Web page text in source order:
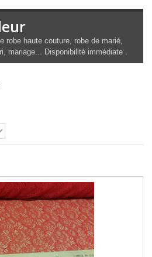
robe haute couture, robe de marié,
mariage... Disponibilité immédiate .